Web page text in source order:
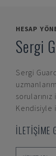
HESAP
Sergi
Sergi
Kendisiyle
İLETİŞİME